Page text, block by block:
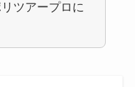
ツアープロに